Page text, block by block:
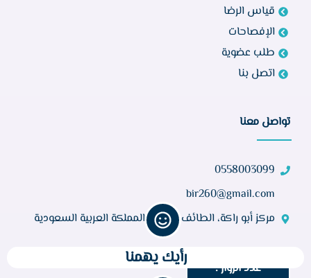
قياس الرضا
الإفصاحات
طلب عضوية
اتصل بنا
تواصل معنا
0558003099
bir260@gmail.com
مركز أبو راكة، الطائف 21944، المملكة العربية السعودية
عدد الزوار : رأيك يهمنا